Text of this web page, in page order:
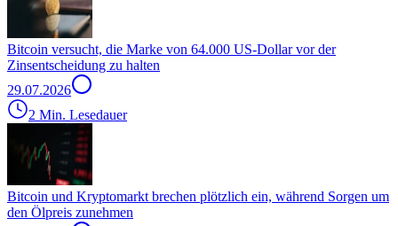
Bitcoin versucht, die Marke von 64.000 US-Dollar vor der
Zinsentscheidung zu halten
29.07.2026
2 Min. Lesedauer
Bitcoin und Kryptomarkt brechen plötzlich ein, während Sorgen um
den Ölpreis zunehmen